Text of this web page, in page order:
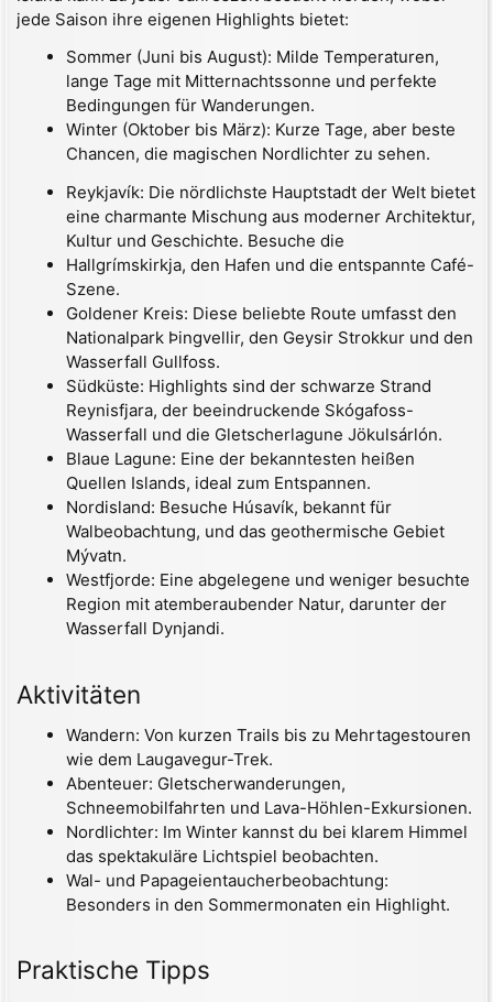
jede Saison ihre eigenen Highlights bietet:
Sommer (Juni bis August): Milde Temperaturen,
lange Tage mit Mitternachtssonne und perfekte
Bedingungen für Wanderungen.
Winter (Oktober bis März): Kurze Tage, aber beste
Chancen, die magischen Nordlichter zu sehen.
Reykjavík: Die nördlichste Hauptstadt der Welt bietet
eine charmante Mischung aus moderner Architektur,
Kultur und Geschichte. Besuche die
Hallgrímskirkja, den Hafen und die entspannte Café-
Szene.
Goldener Kreis: Diese beliebte Route umfasst den
Nationalpark Þingvellir, den Geysir Strokkur und den
Wasserfall Gullfoss.
Südküste: Highlights sind der schwarze Strand
Reynisfjara, der beeindruckende Skógafoss-
Wasserfall und die Gletscherlagune Jökulsárlón.
Blaue Lagune: Eine der bekanntesten heißen
Quellen Islands, ideal zum Entspannen.
Nordisland: Besuche Húsavík, bekannt für
Walbeobachtung, und das geothermische Gebiet
Mývatn.
Westfjorde: Eine abgelegene und weniger besuchte
Region mit atemberaubender Natur, darunter der
Wasserfall Dynjandi.
Aktivitäten
Wandern: Von kurzen Trails bis zu Mehrtagestouren
wie dem Laugavegur-Trek.
Abenteuer: Gletscherwanderungen,
Schneemobilfahrten und Lava-Höhlen-Exkursionen.
Nordlichter: Im Winter kannst du bei klarem Himmel
das spektakuläre Lichtspiel beobachten.
Wal- und Papageientaucherbeobachtung:
Besonders in den Sommermonaten ein Highlight.
Praktische Tipps